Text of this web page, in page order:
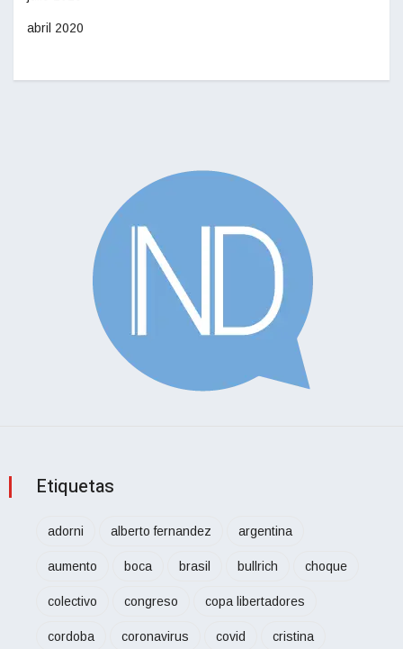
abril 2020
Etiquetas
adorni alberto fernandez argentina
aumento boca brasil bullrich choque
colectivo congreso copa libertadores
cordoba coronavirus covid cristina